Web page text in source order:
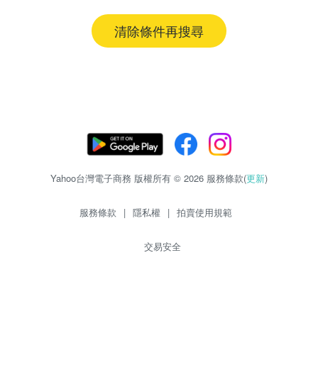
清除條件再搜尋
Yahoo台灣電子商務 版權所有 © 2026 服務條款(更新)
服務條款 | 隱私權 | 拍賣使用規範
交易安全